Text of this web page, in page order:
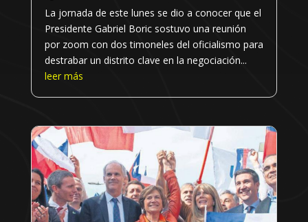
La jornada de este lunes se dio a conocer que el
Presidente Gabriel Boric sostuvo una reunión
por zoom con dos timoneles del oficialismo para
destrabar un distrito clave en la negociación...
leer más